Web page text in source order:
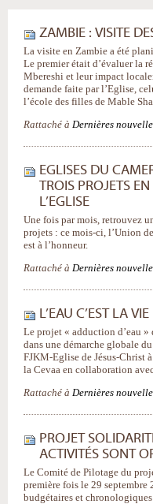
ZAMBIE : VISITE
La visite en Zambie a été
Le premier était d’évaluer la
Mbereshi et leur impact
demande faite par l’Eglise,
l’école des filles de Mable
Rattaché à Dernières
EGLISES DU
TROIS PROJETS
L’EGLISE
Une fois par mois, retrouvez
projets : ce mois-ci, l’Union
est à l’honneur.
Rattaché à Dernières
L’EAU C’EST LA VIE
Le projet « adduction d’eau »
dans une démarche globale
FJKM-Eglise de Jésus-Christ
la Cevaa en collaboration
Rattaché à Dernières
PROJET
ACTIVITÉS SONT
Le Comité de Pilotage du
première fois le 29 septembre
budgétaires et